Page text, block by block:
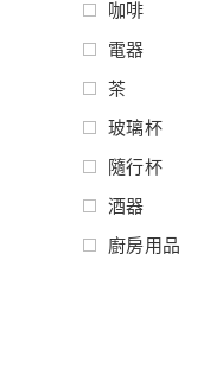
咖啡
電器
茶
玻璃杯
隨行杯
酒器
廚房用品